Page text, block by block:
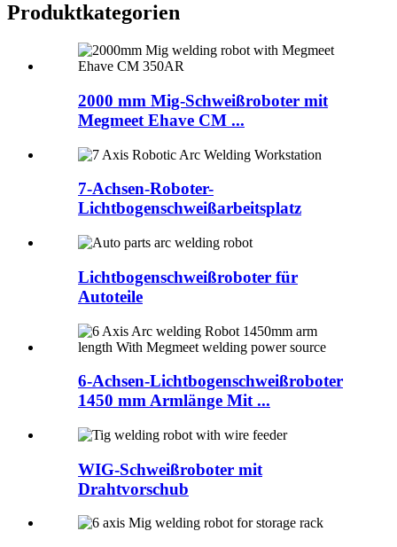
Produktkategorien
2000 mm Mig-Schweißroboter mit
Megmeet Ehave CM ...
7-Achsen-Roboter-
Lichtbogenschweißarbeitsplatz
Lichtbogenschweißroboter für
Autoteile
6-Achsen-Lichtbogenschweißroboter
1450 mm Armlänge Mit ...
WIG-Schweißroboter mit
Drahtvorschub